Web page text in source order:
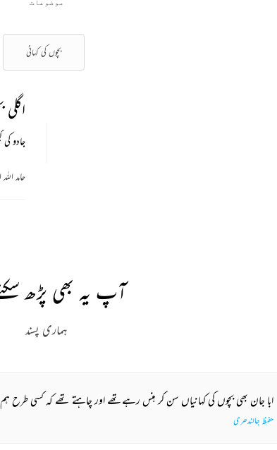
بچوں کی کہانی
اگلی
جادو کی
حامد اللہ
REKHTA RECENT
Share. Subscribe.